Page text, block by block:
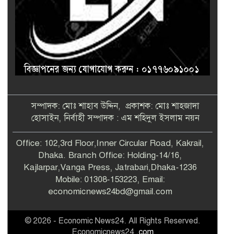
সম্পাদক: মোঃ শাহাব উদ্দিন, প্রকাশক: মোঃ শাহজাদা
হোসাইন, নির্বাহী সম্পাদক : এম শহিদুল ইসলাম নয়ন
Office: 102,3rd Floor,Inner Circular Road, Kakrail,
Dhaka. Branch Office: Holding-14/16,
Kajlarpar,Vanga Press, Jatrabari,Dhaka-1236
Mobile: 01308-153223, Email:
economicnews24bd@gmail.com
© 2026 - Economic News24. All Rights Reserved.